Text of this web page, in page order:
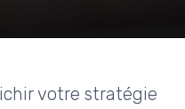
votre stratégie